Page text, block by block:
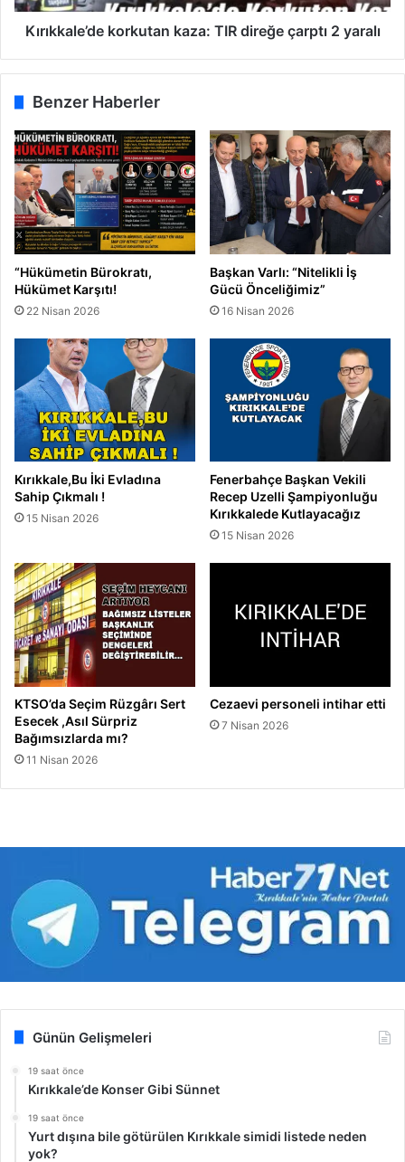
l
ç
t
ı
r
m
ı
y
o
r
e
k
u
t
a
n
k
a
a
:
d
i
ğ
e
ç
a
p
t
ı
2
y
a
r
l
ı
Kırıkkale’de korkutan kaza: TIR direğe çarptı 2 yaralı
Benzer Haberler
“Hükümetin Bürokratı,
Hükümet Karşıtı!
22 Nisan 2026
Başkan Varlı: “Nitelikli İş
Gücü Önceliğimiz”
16 Nisan 2026
Kırıkkale,Bu İki Evladına
Sahip Çıkmalı !
15 Nisan 2026
Fenerbahçe Başkan Vekili
Recep Uzelli Şampiyonluğu
Kırıkkalede Kutlayacağız
15 Nisan 2026
KTSO’da Seçim Rüzgârı Sert
Esecek ,Asıl Sürpriz
Bağımsızlarda mı?
11 Nisan 2026
Cezaevi personeli intihar etti
7 Nisan 2026
Günün Gelişmeleri
19 saat önce
Kırıkkale’de Konser Gibi Sünnet
19 saat önce
Yurt dışına bile götürülen Kırıkkale simidi listede neden
yok?